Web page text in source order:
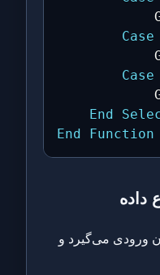
Case
Case
End
End
Function
ورودی می‌گیرد و